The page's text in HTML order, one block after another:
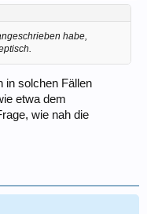
habe,
in solchen Fällen
etwa dem
wie nah die